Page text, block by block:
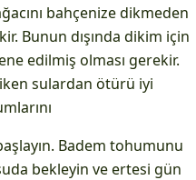
bahçenize dikmeden
Bunun dışında dikim için
edilmiş olması gerekir.
sulardan ötürü iyi
Badem tohumunu
bekleyin ve ertesi gün